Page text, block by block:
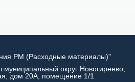
t
РМ (Расходные материалы)"
округ Новогиреево,
дом 20А, помещение 1/1